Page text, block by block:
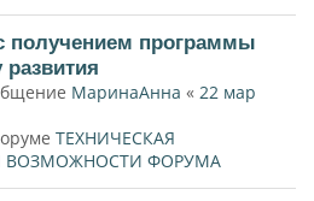
программы
МаринаАнна « 22 мар
ТЕХНИЧЕСКАЯ
ВОЗМОЖНОСТИ ФОРУМА